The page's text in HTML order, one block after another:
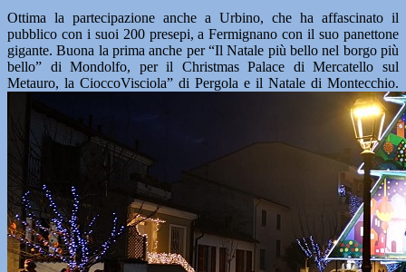
Ottima la partecipazione anche a Urbino, che ha affascinato il
pubblico con i suoi 200 presepi, a Fermignano con il suo panettone
gigante. Buona la prima anche per “Il Natale più bello nel borgo più
bello” di Mondolfo, per il Christmas Palace di Mercatello sul
Metauro, la CioccoVisciola” di Pergola e il Natale di Montecchio.